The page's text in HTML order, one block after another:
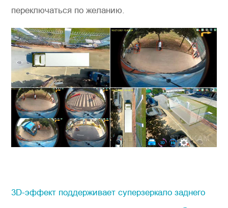
переключаться по желанию.
3D-эффект поддерживает суперзеркало заднего